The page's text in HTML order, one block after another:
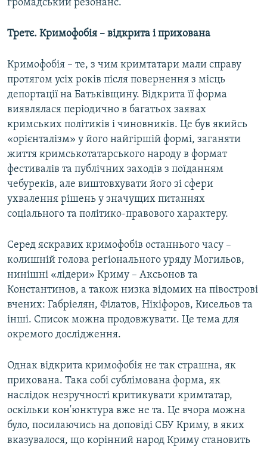
громадський резонанс. ​
Третє. Кримофобія – відкрита і прихована
Кримофобія – те, з чим кримтатари мали справу
протягом усіх років після повернення з місць
депортації на Батьківщину. Відкрита її форма
виявлялася періодично в багатьох заявах
кримських політиків і чиновників. Це був якийсь
«орієнталізм» у його найгіршій формі, заганяти
життя кримськотатарського народу в формат
фестивалів та публічних заходів з поїданням
чебуреків, але виштовхувати його зі сфери
ухвалення рішень у значущих питаннях
соціального та політико-правового характеру.
Серед яскравих кримофобів останнього часу –
колишній голова регіонального уряду Могильов,
нинішні «лідери» Криму – Аксьонов та
Константинов, а також низка відомих на півострові
вчених: Габріелян, Філатов, Нікіфоров, Кисельов та
інші. Список можна продовжувати. Це тема для
окремого дослідження.
Однак відкрита кримофобія не так страшна, як
прихована. Така собі сублімована форма, як
наслідок незручності критикувати кримтатар,
оскільки кон'юнктура вже не та. Це вчора можна
було, посилаючись на доповіді СБУ Криму, в яких
вказувалося, що корінний народ Криму становить